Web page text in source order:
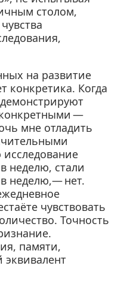
столом,
на развитие
конкретика. Когда
—
мне отладить
неделю, стали
в неделю,— нет.
чувствовать
Точность
памяти,